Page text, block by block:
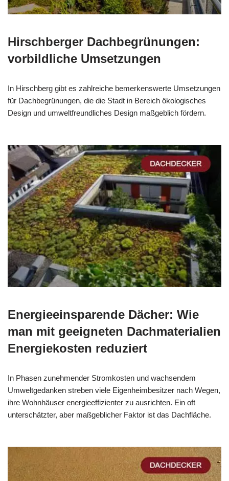
Hirschberger Dachbegrünungen:
vorbildliche Umsetzungen
In Hirschberg gibt es zahlreiche bemerkenswerte Umsetzungen
für Dachbegrünungen, die die Stadt in Bereich ökologisches
Design und umweltfreundliches Design maßgeblich fördern.
Energieeinsparende Dächer: Wie
man mit geeigneten Dachmaterialien
Energiekosten reduziert
In Phasen zunehmender Stromkosten und wachsendem
Umweltgedanken streben viele Eigenheimbesitzer nach Wegen,
ihre Wohnhäuser energieeffizienter zu ausrichten. Ein oft
unterschätzter, aber maßgeblicher Faktor ist das Dachfläche.